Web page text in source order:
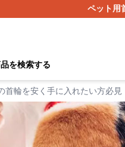
ペット用
を検索する
首輪を安く手に入れたい方必見